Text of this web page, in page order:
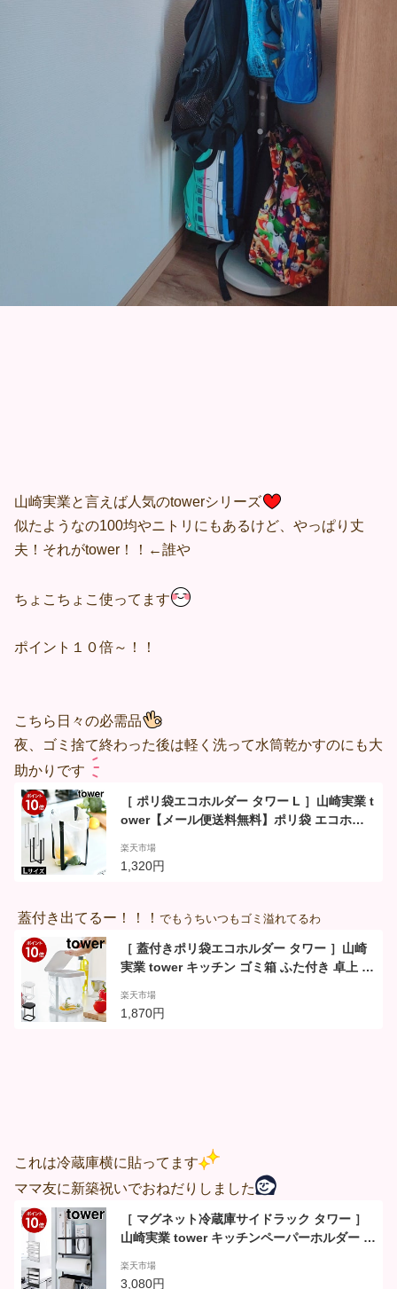
山崎実業と言えば人気のtowerシリーズ
似たようなの100均やニトリにもあるけど、やっぱり丈
夫！それがtower！！←誰や
ちょこちょこ使ってます
ポイント１０倍～！！
こちら日々の必需品
夜、ゴミ捨て終わった後は軽く洗って水筒乾かすのにも大
助かりです
［ ポリ袋エコホルダー タワー L ］山崎実業 t
ower【メール便送料無料】ポリ袋 エコホル
ゴミ ごみ袋エコホルダー 三角コーナー シン
ク上 グラスホルダー 折りたたみ コンパクト
楽天市場
1,320円
蓋付き出てるー！！！ でもうちいつもゴミ溢れてるわ
［ 蓋付きポリ袋エコホルダー タワー ］山崎
実業 tower キッチン ゴミ箱 ふた付き 卓上 生
ダー ミニゴミ箱 シンク 清潔 ふた シンプル
おしゃれ モノトーン yamazaki ホワイト ブ
楽天市場
1,870円
これは冷蔵庫横に貼ってます
ママ友に新築祝いでおねだりしました
［ マグネット冷蔵庫サイドラック タワー ］
山崎実業 tower キッチンペーパーホルダー マ
ン収納 マグネットラップケース ラップホルダ
楽天市場
3,080円